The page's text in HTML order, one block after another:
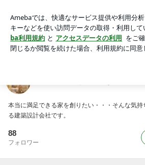
ック
アプリをダウンロードして ブログの更新通知
ょう。
本当に満足できる家を創りたい・・・そんな気
る建築設計会社です。
88
フォロワー